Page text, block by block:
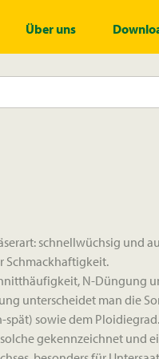
Über uns
schnellwüchsig und
Schmackhaftigkeit.
N-Düngung
unterscheidet man die
spät) sowie dem Ploidiegrad.
solche gekennzeichnet und